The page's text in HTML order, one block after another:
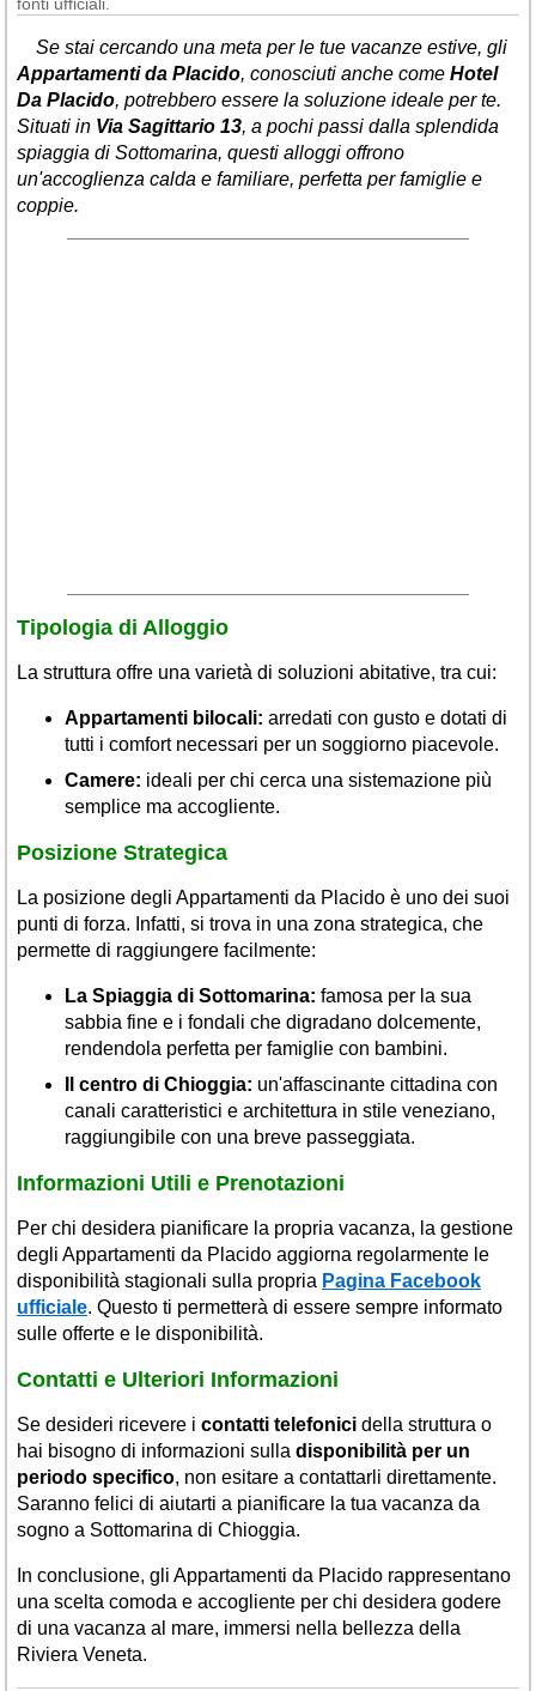
Se stai cercando una meta per le tue vacanze estive, gli
Appartamenti da Placido, conosciuti anche come Hotel
Da Placido, potrebbero essere la soluzione ideale per te.
Situati in Via Sagittario 13, a pochi passi dalla splendida
spiaggia di Sottomarina, questi alloggi offrono
un'accoglienza calda e familiare, perfetta per famiglie e
coppie.
Tipologia di Alloggio
La struttura offre una varietà di soluzioni abitative, tra cui:
Appartamenti bilocali: arredati con gusto e dotati di
tutti i comfort necessari per un soggiorno piacevole.
Camere: ideali per chi cerca una sistemazione più
semplice ma accogliente.
Posizione Strategica
La posizione degli Appartamenti da Placido è uno dei suoi
punti di forza. Infatti, si trova in una zona strategica, che
permette di raggiungere facilmente:
La Spiaggia di Sottomarina: famosa per la sua
sabbia fine e i fondali che digradano dolcemente,
rendendola perfetta per famiglie con bambini.
Il centro di Chioggia: un'affascinante cittadina con
canali caratteristici e architettura in stile veneziano,
raggiungibile con una breve passeggiata.
Informazioni Utili e Prenotazioni
Per chi desidera pianificare la propria vacanza, la gestione
degli Appartamenti da Placido aggiorna regolarmente le
disponibilità stagionali sulla propria Pagina Facebook
ufficiale. Questo ti permetterà di essere sempre informato
sulle offerte e le disponibilità.
Contatti e Ulteriori Informazioni
Se desideri ricevere i contatti telefonici della struttura o
hai bisogno di informazioni sulla disponibilità per un
periodo specifico, non esitare a contattarli direttamente.
Saranno felici di aiutarti a pianificare la tua vacanza da
sogno a Sottomarina di Chioggia.
In conclusione, gli Appartamenti da Placido rappresentano
una scelta comoda e accogliente per chi desidera godere
di una vacanza al mare, immersi nella bellezza della
Riviera Veneta.